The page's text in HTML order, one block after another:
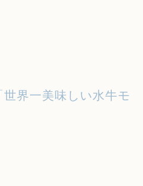
界一美味しい水牛モ